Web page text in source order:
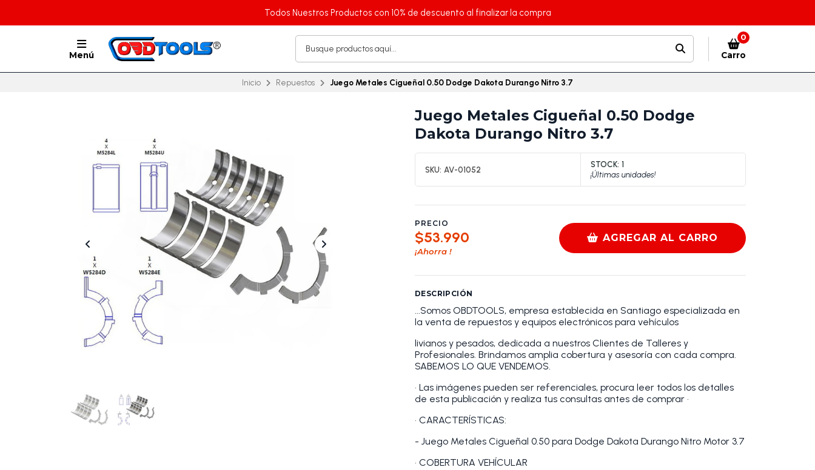
Todos Nuestros Productos con 10% de descuento al finalizar la compra
Menú
0
Carro
Inicio Repuestos Juego Metales Cigueñal 0.50 Dodge Dakota Durango Nitro 3.7
Juego Metales Cigueñal 0.50 Dodge
Dakota Durango Nitro 3.7
SKU: AV-01052
STOCK: 1
¡Últimas unidades!
PRECIO
$53.990
¡Ahorra !
AGREGAR AL CARRO
DESCRIPCIÓN
...Somos OBDTOOLS, empresa establecida en Santiago especializada en
la venta de repuestos y equipos electrónicos para vehículos
livianos y pesados, dedicada a nuestros Clientes de Talleres y
Profesionales. Brindamos amplia cobertura y asesoría con cada compra.
SABEMOS LO QUE VENDEMOS.
• Las imágenes pueden ser referenciales, procura leer todos los detalles
de esta publicación y realiza tus consultas antes de comprar •
• CARACTERÍSTICAS:
- Juego Metales Cigueñal 0.50 para Dodge Dakota Durango Nitro Motor 3.7
• COBERTURA VEHÍCULAR